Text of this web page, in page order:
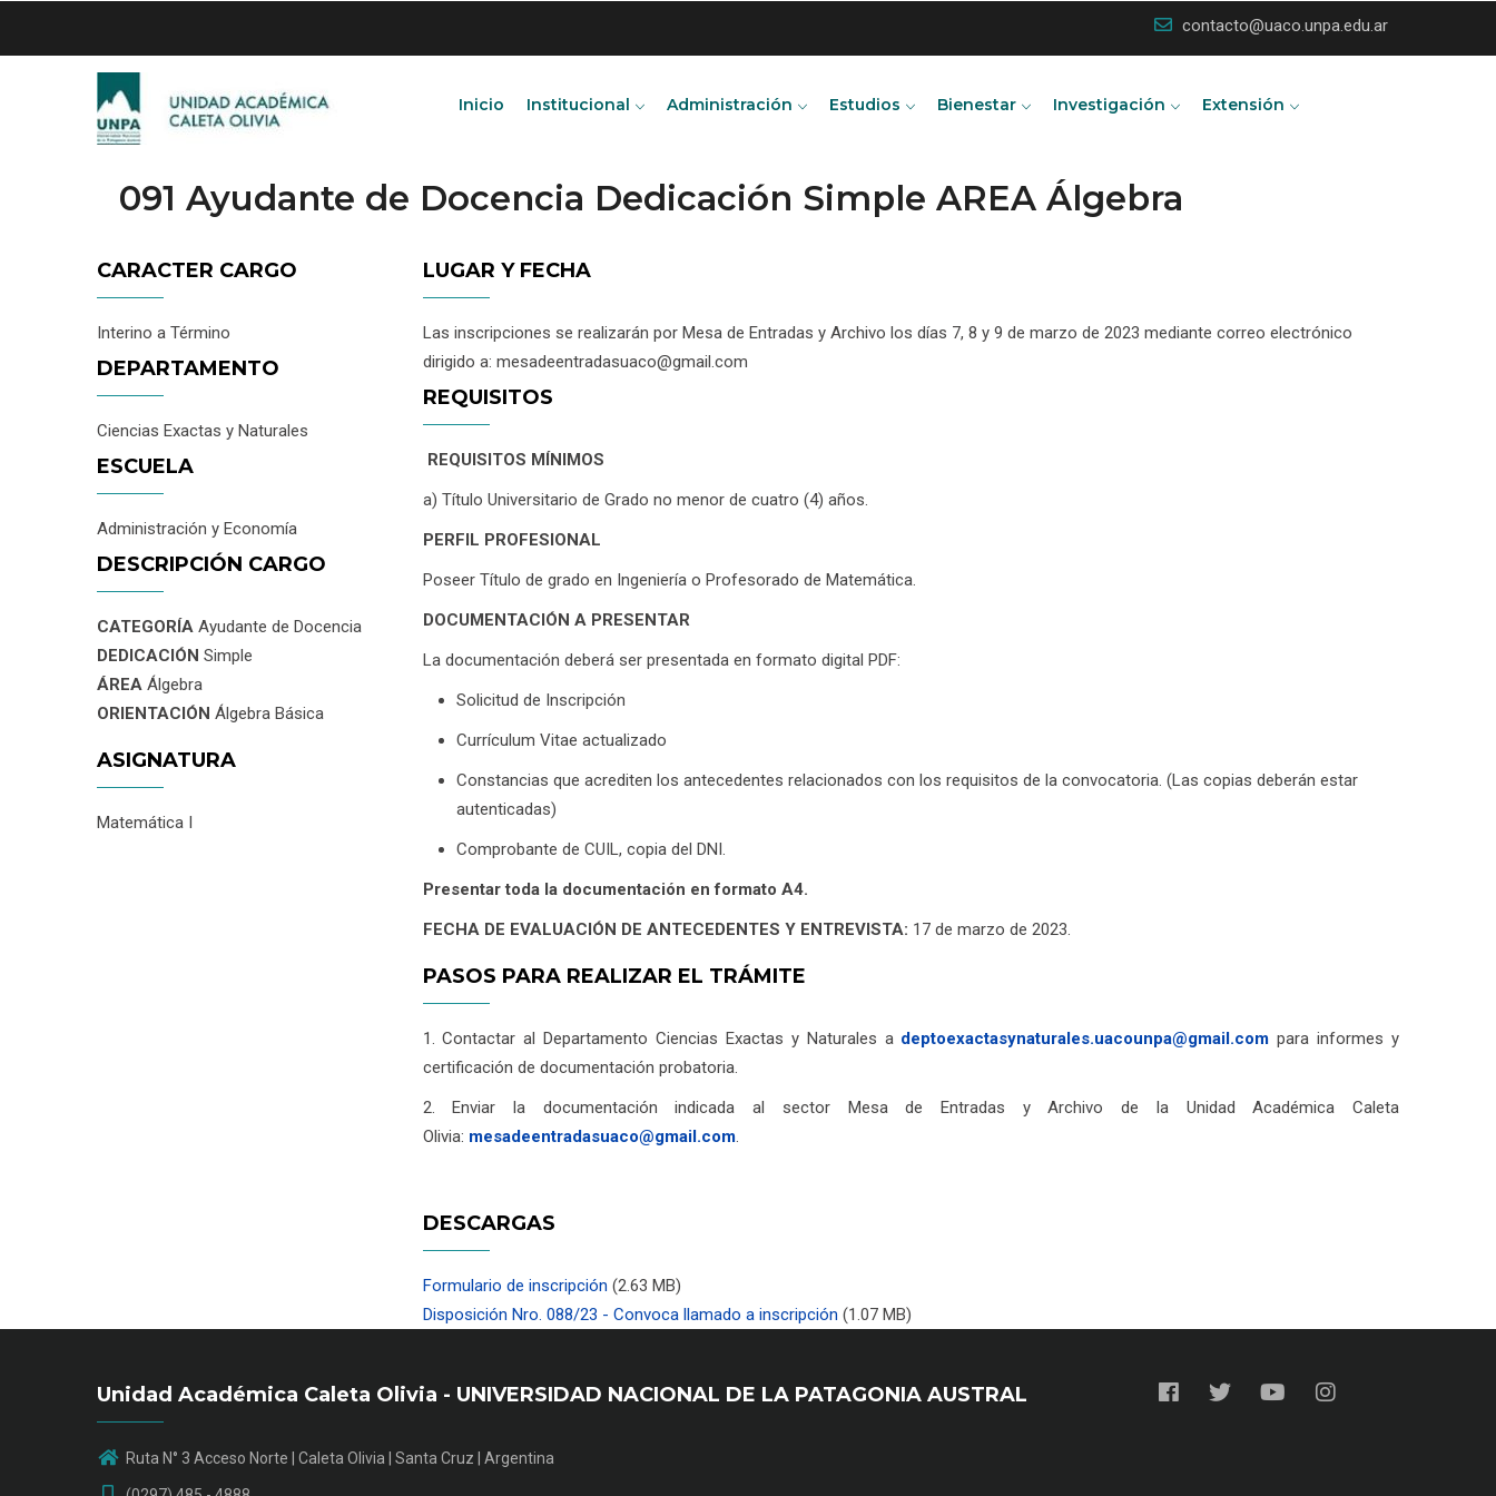
contacto@uaco.unpa.edu.ar
Inicio Institucional Administración Estudios Bienestar Investigación Extensión
091 Ayudante de Docencia Dedicación Simple AREA Álgebra
CARACTER CARGO
Interino a Término
DEPARTAMENTO
Ciencias Exactas y Naturales
ESCUELA
Administración y Economía
DESCRIPCIÓN CARGO
CATEGORÍA Ayudante de Docencia
DEDICACIÓN Simple
ÁREA Álgebra
ORIENTACIÓN Álgebra Básica
ASIGNATURA
Matemática I
LUGAR Y FECHA
Las inscripciones se realizarán por Mesa de Entradas y Archivo los días 7, 8 y 9 de marzo de 2023 mediante correo electrónico
dirigido a: mesadeentradasuaco@gmail.com
REQUISITOS
REQUISITOS MÍNIMOS
a) Título Universitario de Grado no menor de cuatro (4) años.
PERFIL PROFESIONAL
Poseer Título de grado en Ingeniería o Profesorado de Matemática.
DOCUMENTACIÓN A PRESENTAR
La documentación deberá ser presentada en formato digital PDF:
Solicitud de Inscripción
Currículum Vitae actualizado
Constancias que acrediten los antecedentes relacionados con los requisitos de la convocatoria. (Las copias deberán estar
autenticadas)
Comprobante de CUIL, copia del DNI.
Presentar toda la documentación en formato A4.
FECHA DE EVALUACIÓN DE ANTECEDENTES Y ENTREVISTA: 17 de marzo de 2023.
PASOS PARA REALIZAR EL TRÁMITE
1. Contactar al Departamento Ciencias Exactas y Naturales a deptoexactasynaturales.uacounpa@gmail.com para informes y
certificación de documentación probatoria.
2. Enviar la documentación indicada al sector Mesa de Entradas y Archivo de la Unidad Académica Caleta
Olivia: mesadeentradasuaco@gmail.com.
DESCARGAS
Formulario de inscripción (2.63 MB)
Disposición Nro. 088/23 - Convoca llamado a inscripción (1.07 MB)
Unidad Académica Caleta Olivia - UNIVERSIDAD NACIONAL DE LA PATAGONIA AUSTRAL
Ruta N° 3 Acceso Norte | Caleta Olivia | Santa Cruz | Argentina